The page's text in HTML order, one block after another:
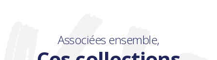
Associées ensemble,